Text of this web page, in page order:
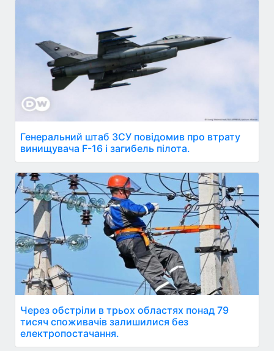
Генеральний штаб ЗСУ повідомив про втрату
винищувача F-16 і загибель пілота.
Через обстріли в трьох областях понад 79
тисяч споживачів залишилися без
електропостачання.